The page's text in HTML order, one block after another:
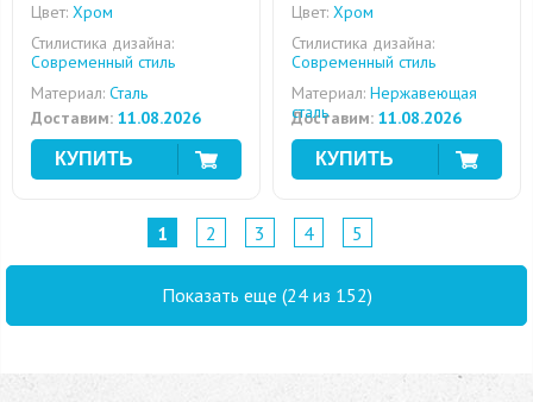
Цвет: Хром
Стилистика дизайна:
Современный стиль
Материал: Сталь
Доставим: 11.08.2026
Цвет: Хром
Стилистика дизайна:
Современный стиль
Материал: Нержавеющая
сталь
Доставим: 11.08.2026
1 2 3 4 5
Показать еще (24 из 152)